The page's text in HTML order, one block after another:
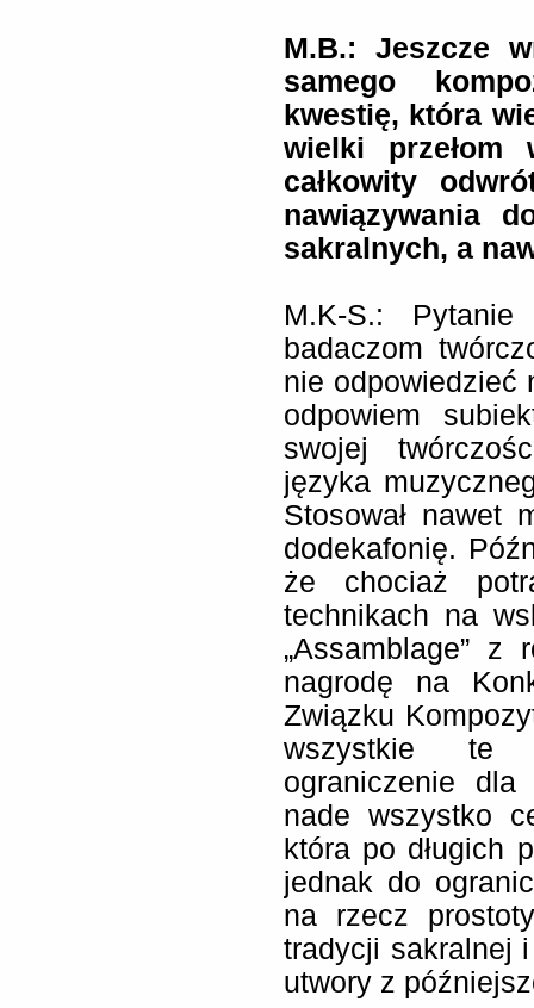
M.B.: Jeszcze
samego
kwestię, która
wielki
całkowity
nawiązywania
sakralnych, a
M.K-S.:
badaczom
nie odpowiedzieć
odpowiem
swojej
języka
Stosował nawet
dodekafonię.
że chociaż
technikach na
„Assamblage” z
nagrodę na
Związku
wszystkie te
ograniczenie
nade wszystko
która po długich
jednak do
na rzecz
tradycji sakralnej
utwory z